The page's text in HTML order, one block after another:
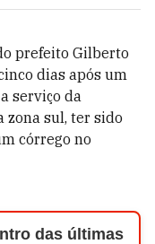
prefeito Gilberto
dias após um
serviço da
zona sul, ter sido
córrego no
das últimas